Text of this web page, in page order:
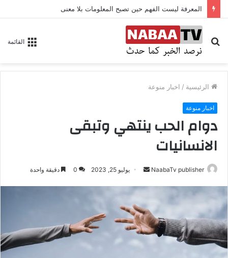
في هذا العالم المعاناة دائرة مغلقة لا متسع فيها لغيرها
القائمة
بحث
عن
الرئيسية / اخبار منوعة
اخبار منوعة
دوام الحب ينتهي وتبقى
الانسانيات
NaabaTv publisher
ل
ب
ر
ي
يوليو 25, 2023 0 دقيقة واحدة